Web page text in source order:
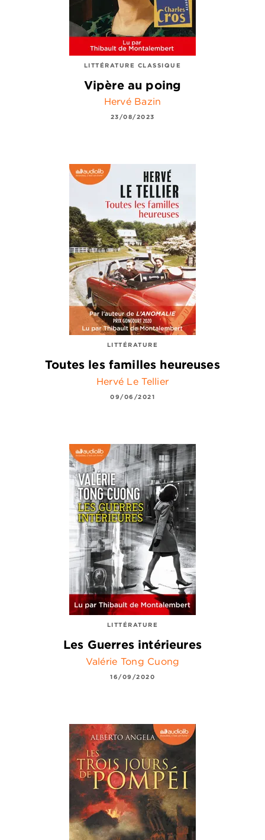
LITTÉRATURE CLASSIQUE
Vipère au poing
Hervé Bazin
23/08/2023
LITTÉRATURE
Toutes les familles heureuses
Hervé Le Tellier
09/06/2021
LITTÉRATURE
Les Guerres intérieures
Valérie Tong Cuong
16/09/2020